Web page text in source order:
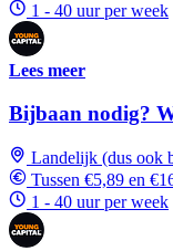
1 - 40 uur per week
Lees meer
Bijbaan nodig?
Landelijk (dus ook
Tussen €5,89 en
1 - 40 uur per week